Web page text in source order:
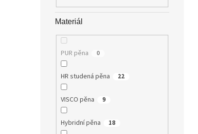
Materiál
PUR pěna 0
HR studená pěna 22
VISCO pěna 9
Hybridní pěna 18